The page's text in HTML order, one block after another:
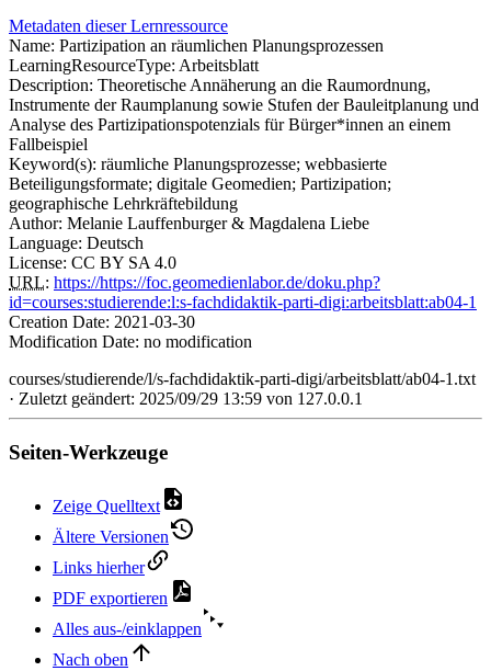
Metadaten dieser Lernressource
Name: Partizipation an räumlichen Planungsprozessen
LearningResourceType: Arbeitsblatt
Description: Theoretische Annäherung an die Raumordnung,
Instrumente der Raumplanung sowie Stufen der Bauleitplanung und
Analyse des Partizipationspotenzials für Bürger*innen an einem
Fallbeispiel
Keyword(s): räumliche Planungsprozesse; webbasierte
Beteiligungsformate; digitale Geomedien; Partizipation;
geographische Lehrkräftebildung
Author: Melanie Lauffenburger & Magdalena Liebe
Language: Deutsch
License: CC BY SA 4.0
URL: https://https://foc.geomedienlabor.de/doku.php?
id=courses:studierende:l:s-fachdidaktik-parti-digi:arbeitsblatt:ab04-1
Creation Date: 2021-03-30
Modification Date: no modification
courses/studierende/l/s-fachdidaktik-parti-digi/arbeitsblatt/ab04-1.txt
· Zuletzt geändert: 2025/09/29 13:59 von 127.0.0.1
Seiten-Werkzeuge
Zeige Quelltext
Ältere Versionen
Links hierher
PDF exportieren
Alles aus-/einklappen
Nach oben